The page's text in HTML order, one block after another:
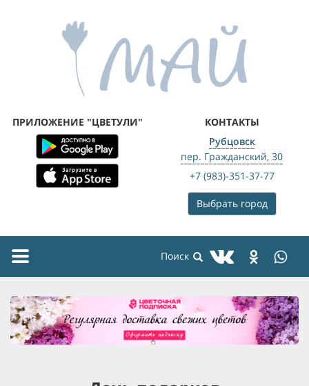
ПРИЛОЖЕНИЕ "ЦВЕТУЛИ"
КОНТАКТЫ
Рубцовск
пер. Гражданский, 30
+7 (983)-351-37-77
Выбрать город
Toggle